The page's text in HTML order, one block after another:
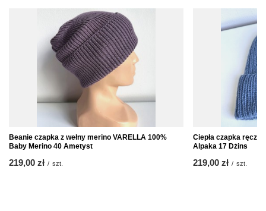
Beanie czapka z wełny merino VARELLA 100%
Baby Merino 40 Ametyst
219,00 zł / szt.
Ciepła czapka
Alpaka 17 Dżins
219,00 zł / szt.